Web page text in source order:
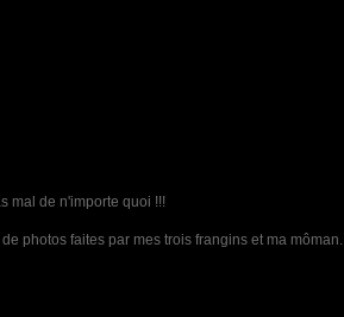
mal de n'importe quoi !!!
photos faites par mes trois frangins et ma môman.